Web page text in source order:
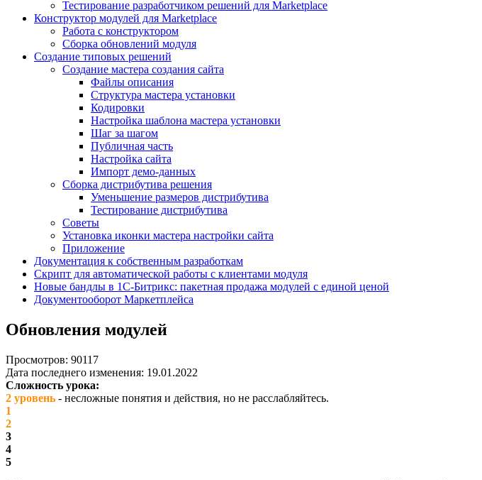
Тестирование разработчиком решений для Marketplace
Конструктор модулей для Marketplace
Работа с конструктором
Сборка обновлений модуля
Создание типовых решений
Создание мастера создания сайта
Файлы описания
Структура мастера установки
Кодировки
Настройка шаблона мастера установки
Шаг за шагом
Публичная часть
Настройка сайта
Импорт демо-данных
Сборка дистрибутива решения
Уменьшение размеров дистрибутива
Тестирование дистрибутива
Советы
Установка иконки мастера настройки сайта
Приложение
Документация к собственным разработкам
Скрипт для автоматической работы с клиентами модуля
Новые бандлы в 1С-Битрикс: пакетная продажа модулей с единой ценой
Документооборот Маркетплейса
Обновления модулей
Просмотров: 90117
Дата последнего изменения: 19.01.2022
Сложность урока:
2 уровень - несложные понятия и действия, но не расслабляйтесь.
1
2
3
4
5